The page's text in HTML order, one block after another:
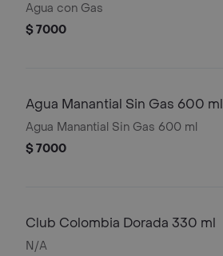
Agua con Gas
$ 7000
Agua Manantial Sin Gas 600 ml
Agua Manantial Sin Gas 600 ml
$ 7000
Club Colombia Dorada 330 ml
N/A